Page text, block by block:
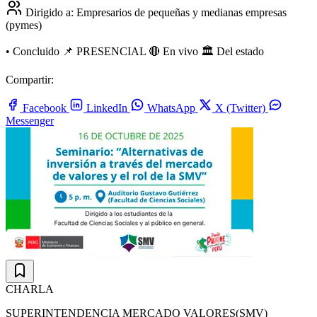
Dirigido a: Empresarios de pequeñas y medianas empresas
(pymes)
• Concluido 📌 PRESENCIAL 🔴 En vivo 🏛️ Del estado
Compartir:
Facebook LinkedIn WhatsApp
X (Twitter)
Messenger
CHARLA
SUPERINTENDENCIA MERCADO VALORES(SMV)